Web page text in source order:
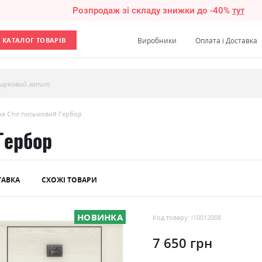
Розпродаж зі складу знижки до -40% тут
КАТАЛОГ ТОВАРІВ Виробники Оплата і Доставка
запит
Стіл письмовий Гербор
СХОЖІ ТОВАРИ
НОВИНКА Код товару: l10012008
7 650 грн